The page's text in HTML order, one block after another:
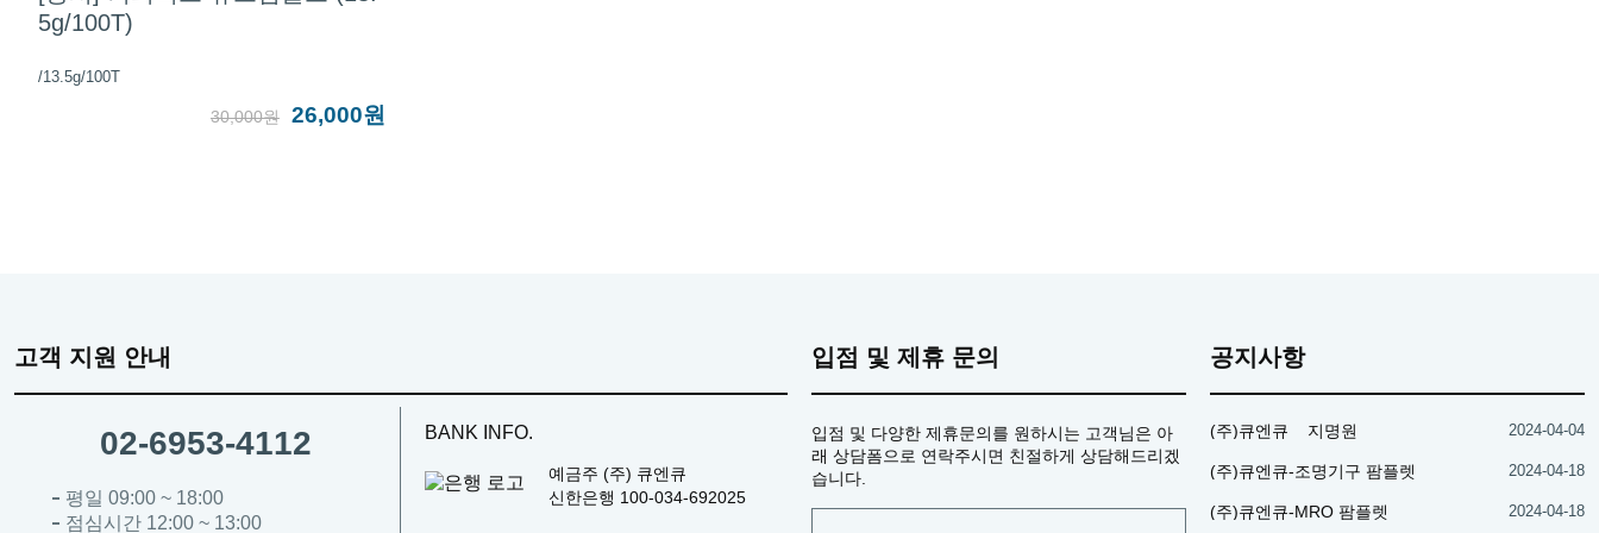
5g/100T)
/13.5g/100T
30,000원 26,000원
고객 지원 안내
02-6953-4112
평일 09:00 ~ 18:00
점심시간 12:00 ~ 13:00
BANK INFO.
예금주 (주) 큐엔큐
신한은행 100-034-692025
입점 및 제휴 문의
입점 및 다양한 제휴문의를 원하시는 고객님은 아
래 상담폼으로 연락주시면 친절하게 상담해드리겠
습니다.
공지사항
(주)큐엔큐 _ 지명원 2024-04-04
(주)큐엔큐-조명기구 팜플렛 2024-04-18
(주)큐엔큐-MRO 팜플렛 2024-04-18